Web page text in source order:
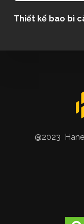
Thiết kế bao bì
@2023